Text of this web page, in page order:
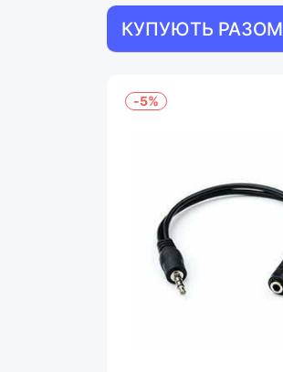
КУПУЮТЬ РАЗОМ
-5%